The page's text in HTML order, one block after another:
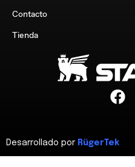
Contacto
Tienda
Desarrollado por RügerTek